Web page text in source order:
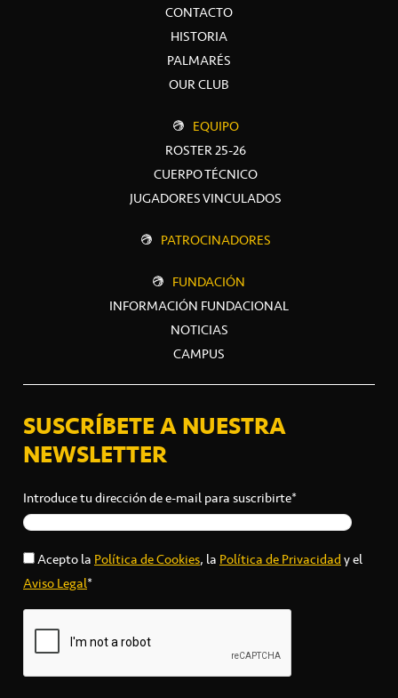
CONTACTO
HISTORIA
PALMARÉS
OUR CLUB
EQUIPO
ROSTER 25-26
CUERPO TÉCNICO
JUGADORES VINCULADOS
PATROCINADORES
FUNDACIÓN
INFORMACIÓN FUNDACIONAL
NOTICIAS
CAMPUS
SUSCRÍBETE A NUESTRA
NEWSLETTER
Introduce tu dirección de e-mail para suscribirte*
Acepto laPolítica de Cookies, laPolítica de Privacidady el
Aviso Legal*